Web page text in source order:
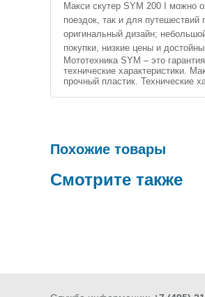
Макси скутер SYM 200 I можно
поездок, так и для
оригинальный дизайн;
покупки, низкие цены и
Мототехника SYM – это
технические характеристики.
прочный пластик. Технические
Похожие товары
Смотрите также